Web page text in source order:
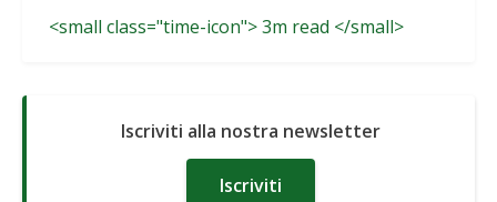
<small class="time-icon"> 3m read </small>
Iscriviti alla nostra newsletter
Iscriviti